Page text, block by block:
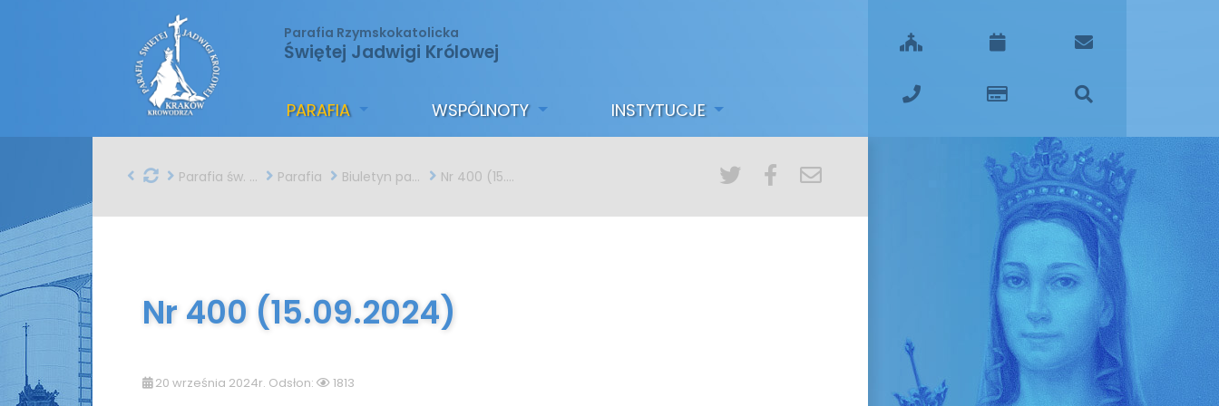
Parafia Rzymskokatolicka
Świętej Jadwigi Królowej
PARAFIA WSPÓLNOTY INSTYTUCJE
Parafia św. Jadwigi w Krakowie Parafia Biuletyn parafialny Nr 400 (15.09.2024)
Nr 400 (15.09.2024)
20 września 2024r. Odsłon: 1813